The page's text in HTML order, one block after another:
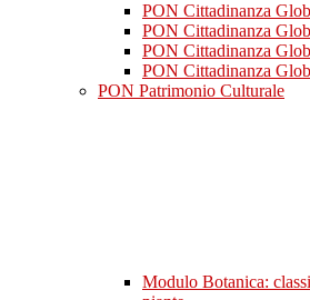
PON Cittadinanza
PON Cittadinanza
PON Cittadinanza
PON Cittadinanza
PON Patrimonio Culturale
Modulo Botanica: